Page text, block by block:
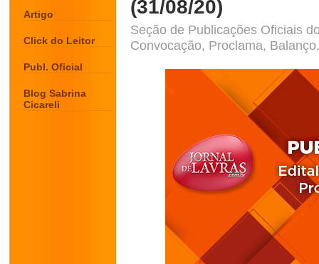
Artigo
Click do Leitor
Publ. Oficial
Blog Sabrina
Cicareli
(31/08/20)
Seção de Publicações Oficiais
Convocação, Proclama,